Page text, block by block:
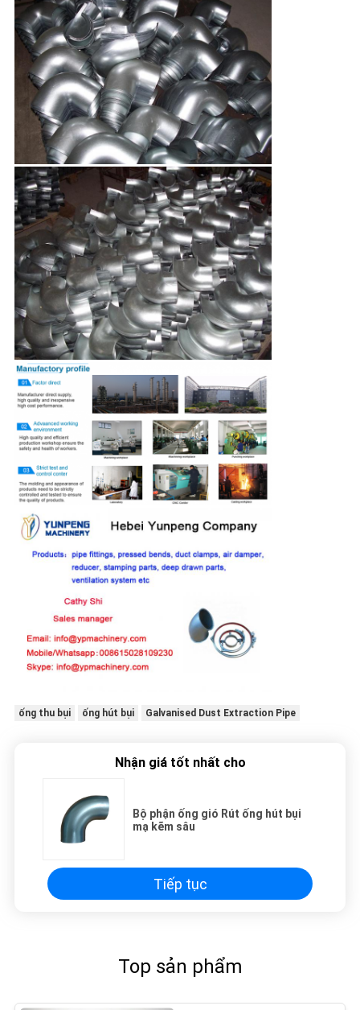
PRIVACY
POLICY
ống thu bụi ống hút bụi Galvanised Dust Extraction Pipe
Nhận giá tốt nhất cho
Bộ phận ống gió Rút ống hút bụi
mạ kẽm sâu
Tiếp tục
Top sản phẩm